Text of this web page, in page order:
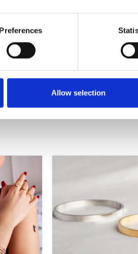
Preferences
Allow selection
κομψό statement piece που